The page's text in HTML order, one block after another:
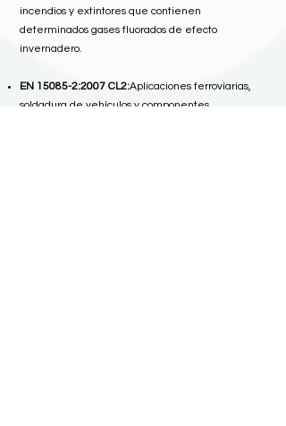
incendios y extintores que contienen
determinados gases fluorados de efecto
invernadero.
EN 15085-2:2007 CL2:Aplicaciones ferroviarias,
soldadura de vehículos y componentes